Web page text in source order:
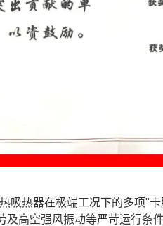
热器在极端工况下的多项"卡
高空强风振动等严苛运行条